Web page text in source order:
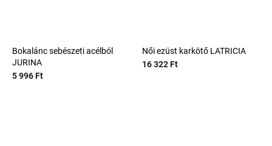
Bokalánc sebészeti acélból
JURINA
5 996 Ft
Női ezüst karkötő LATRICIA
16 322 Ft